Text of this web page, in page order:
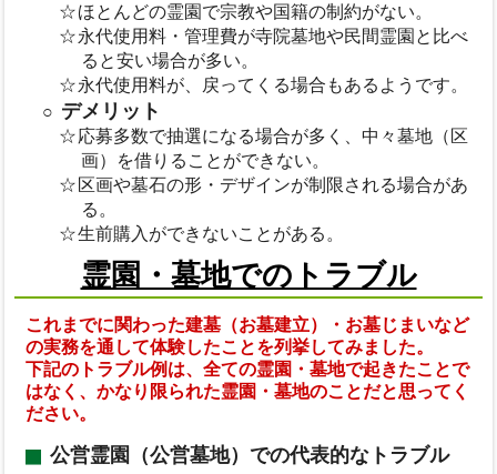
ほとんどの霊園で宗教や国籍の制約がない。
永代使用料・管理費が寺院墓地や民間霊園と比べ
ると安い場合が多い。
永代使用料が、戻ってくる場合もあるようです。
デメリット
応募多数で抽選になる場合が多く、中々墓地（区
画）を借りることができない。
区画や墓石の形・デザインが制限される場合があ
る。
生前購入ができないことがある。
霊園・墓地でのトラブル
これまでに関わった建墓（お墓建立）・お墓じまいなど
の実務を通して体験したことを列挙してみました。
下記のトラブル例は、全ての霊園・墓地で起きたことで
はなく、かなり限られた霊園・墓地のことだと思ってく
ださい。
公営霊園（公営墓地）での代表的なトラブル